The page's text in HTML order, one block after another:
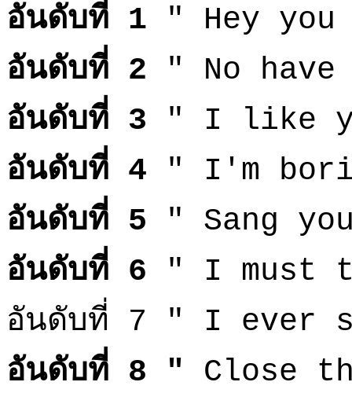
อันดับที่ 1 " Hey
อันดับที่ 2 " No
อันดับที่ 3 " I like
อันดับที่ 4 " I'm
อันดับที่ 5 " Sang
อันดับที่ 6 " I must
อันดับที่ 7 " I ever
อันดับที่ 8 " Close